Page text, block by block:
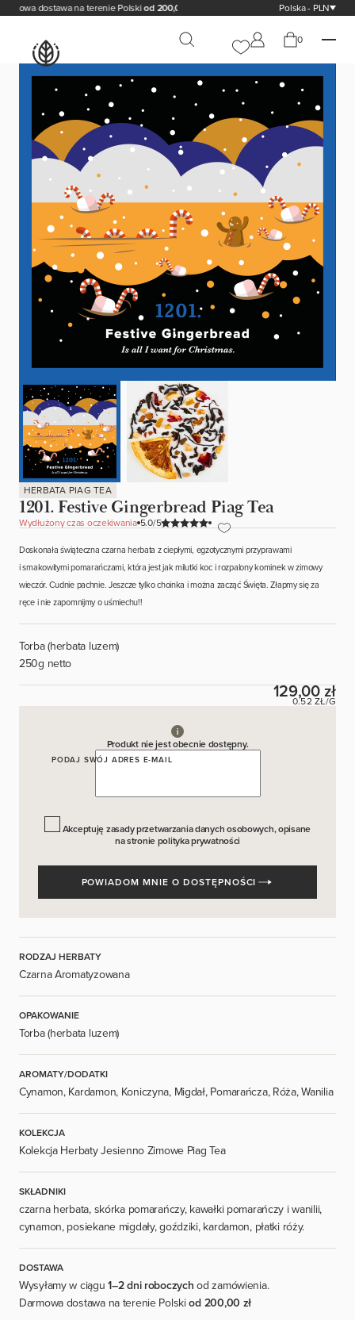
dostawa na terenie Polskiod 200,00 zł Polska - PLN
0
HERBATA PIAG TEA
1201. Festive Gingerbread Piag Tea
Wydłużony czas oczekiwania /5
Doskonała świąteczna czarna herbata z ciepłymi, egzotycznymi przyprawami
i smakowitymi pomarańczami, która jest jak milutki koc i rozpalony kominek w zimowy
wieczór. Cudnie pachnie. Jeszcze tylko choinka i można zacząć Święta. Złapmy się za
ręce i nie zapomnijmy o uśmiechu!!
Torba (herbata luzem)
250g netto
129,00 zł
0.52 ZŁ/G
Produkt nie jest obecnie dostępny.
PODAJ SWÓJ ADRES E-MAIL
Akceptuję zasady przetwarzania danych osobowych, opisane
na stroniepolityka prywatności
POWIADOM MNIE O DOSTĘPNOŚCI
RODZAJ HERBATY
Czarna Aromatyzowana
OPAKOWANIE
Torba (herbata luzem)
AROMATY/DODATKI
Cynamon, Kardamon, Koniczyna, Migdał, Pomarańcza, Róża, Wanilia
KOLEKCJA
Kolekcja Herbaty Jesienno Zimowe Piag Tea
SKŁADNIKI
czarna herbata, skórka pomarańczy, kawałki pomarańczy i wanilii,
cynamon, posiekane migdały, goździki, kardamon, płatki róży.
DOSTAWA
Wysyłamy w ciągu1–2 dni roboczych od zamówienia.
Darmowa dostawa na terenie Polskiod 200,00 zł